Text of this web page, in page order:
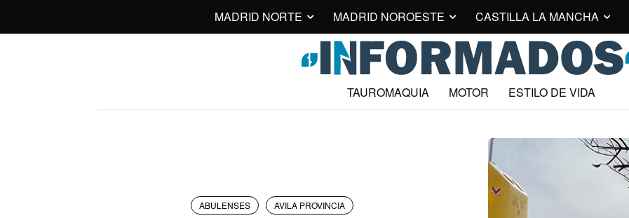
MADRID NORTE MADRID NOROESTE CASTILLA LA MANCHA
TAUROMAQUIA MOTOR ESTILO DE VIDA
ABULENSES AVILA PROVINCIA